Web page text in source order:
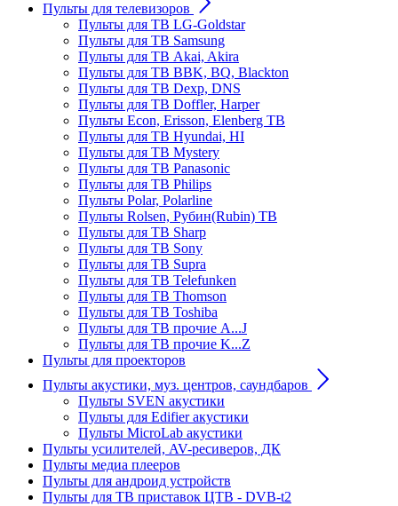
Пульты для телевизоров
Пульты для ТВ LG-Goldstar
Пульты для ТВ Samsung
Пульты для ТВ Akai, Akira
Пульты для ТВ BBK, BQ, Blackton
Пульты для ТВ Dexp, DNS
Пульты для ТВ Doffler, Harper
Пульты Econ, Erisson, Elenberg ТВ
Пульты для ТВ Hyundai, HI
Пульты для ТВ Mystery
Пульты для ТВ Panasonic
Пульты для ТВ Philips
Пульты Polar, Polarline
Пульты Rolsen, Рубин(Rubin) ТВ
Пульты для ТВ Sharp
Пульты для ТВ Sony
Пульты для ТВ Supra
Пульты для ТВ Telefunken
Пульты для ТВ Thomson
Пульты для ТВ Toshiba
Пульты для ТВ прочие A...J
Пульты для ТВ прочие K...Z
Пульты для проекторов
Пульты акустики, муз. центров, саундбаров
Пульты SVEN акустики
Пульты для Edifier акустики
Пульты MicroLab акустики
Пульты усилителей, AV-ресиверов, ДК
Пульты медиа плееров
Пульты для андроид устройств
Пульты для ТВ приставок ЦТВ - DVB-t2